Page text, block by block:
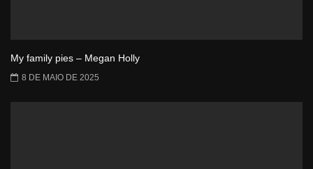
My family pies – Megan Holly
8 DE MAIO DE 2025